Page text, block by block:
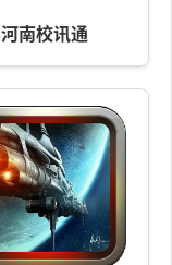
河南校讯通